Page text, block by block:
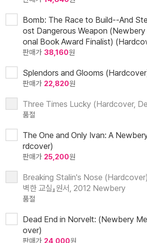
Bomb: The Race to Build--And
ost Dangerous Weapon
onal Book Award Finalist)
판매가 38,160원
Splendors and Glooms
판매가 22,820원
Three Times Lucky (Hardcover,
품절
The One and Only Ivan: A
rdcover)
판매가 25,200원
Breaking Stalin's Nose (Hardcover)
벽한 교실』원서, 2012 Newbery
품절
Dead End in Norvelt: (Newbery
over)
판매가 24,000원